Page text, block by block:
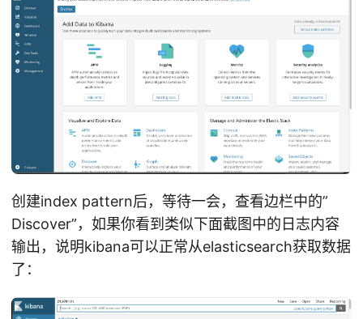
创建index pattern后，等待一会，查看边栏中的”
Discover”，如果你看到类似下面截图中的日志内容
输出，说明kibana可以正常从elasticsearch获取数据
了：